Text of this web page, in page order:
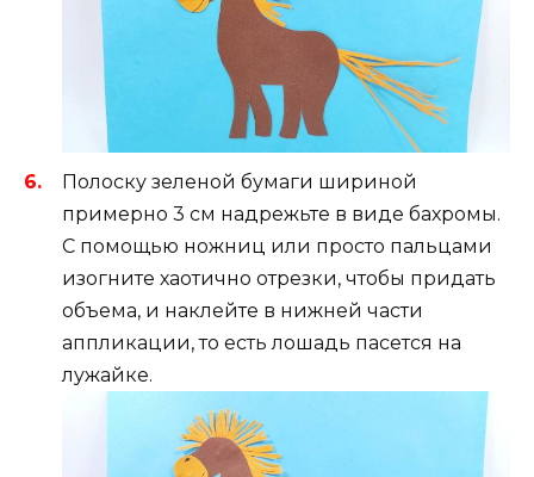
Полоску зеленой бумаги шириной
примерно 3 см надрежьте в виде бахромы.
С помощью ножниц или просто пальцами
изогните хаотично отрезки, чтобы придать
объема, и наклейте в нижней части
аппликации, то есть лошадь пасется на
лужайке.